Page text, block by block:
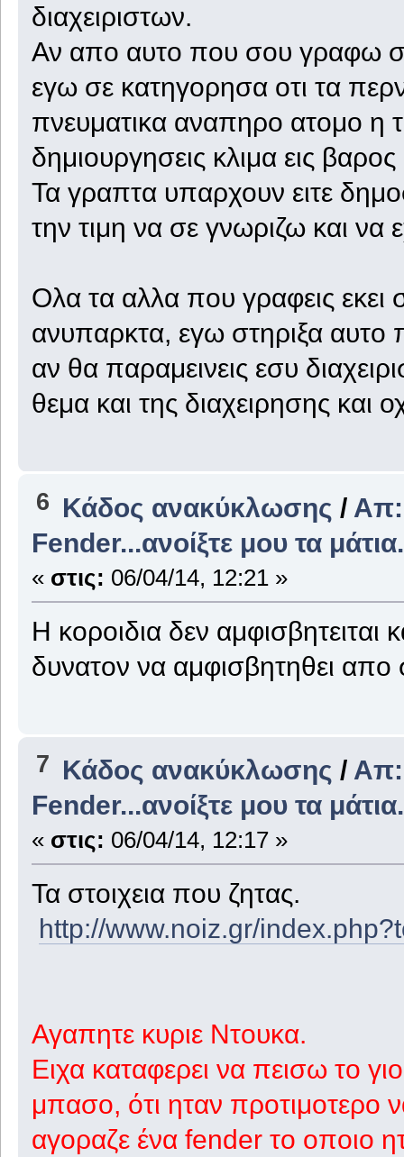
διαχειριστων.
Αν απο αυτο που σου γραφω
εγω σε κατηγορησα οτι τα
πνευματικα αναπηρο ατομο η
δημιουργησεις κλιμα εις
Τα γραπτα υπαρχουν ειτε
την τιμη να σε γνωριζω και
Ολα τα αλλα που γραφεις
ανυπαρκτα, εγω στηριξα
αν θα παραμεινεις εσυ
θεμα και της διαχειρησης και
6 Κάδος ανακύκλωσης / Απ:
Fender...ανοίξτε μου τα
« στις: 06/04/14, 12:21 »
Η κοροιδια δεν
δυνατον να αμφισβητηθει απο
7 Κάδος ανακύκλωσης / Απ:
Fender...ανοίξτε μου τα
« στις: 06/04/14, 12:17 »
Τα στοιχεια που ζητας.
http://www.noiz.gr/
Αγαπητε κυριε Ντουκα.
Ειχα καταφερει να πεισω το
μπασο, ότι ηταν προτιμοτερο
αγοραζε ένα fender το οποιο